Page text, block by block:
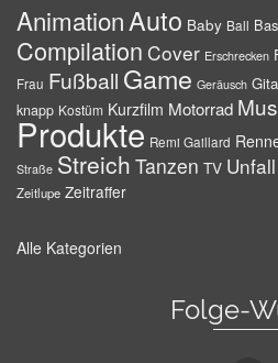
AnimationAuto Baby Ball
Compilation Cover Erschrecken
Frau Fußball Game Geräusch
knapp Kostüm Kurzfilm Motorrad
Produkte Remi Gaillard
Straße Streich Tanzen TV Unfall
Zeitlupe Zeitraffer
Alle Kategorien
Folge-